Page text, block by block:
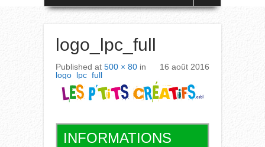
logo_lpc_full
Published 16 août 2016
at 500 × 80 in
logo_lpc_full
INFORMATIONS